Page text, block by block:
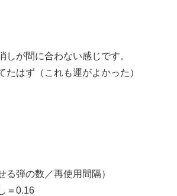
しが間に合わない感じです。
たはず（これも運がよかった）
る弾の数／再使用間隔）
＝0.16